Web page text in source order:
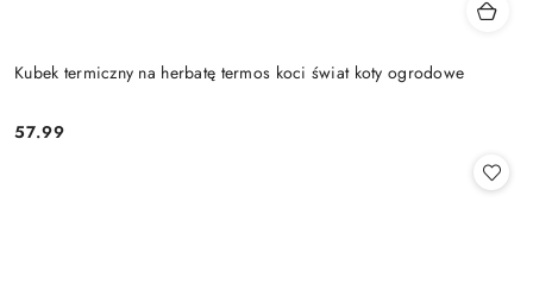
Kubek termiczny na herbatę termos koci świat koty ogrodowe
Cena:
57.99